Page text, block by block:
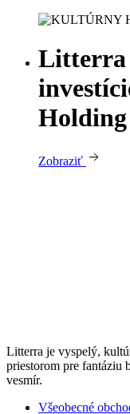
Litterra
Holding
Zobraziť
Litterra je vyspelý,
priestorom pre fantáziu
vesmír.
Všeobecné